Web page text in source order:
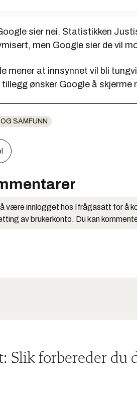
sier nei. Statistikken
men Google sier de vil
mener at innsynnet vil bli
tillegg ønsker Google å
SAMFUNN
være innlogget hos Ifrågasätt for å
av brukerkonto. Du kan
Slik forbereder du